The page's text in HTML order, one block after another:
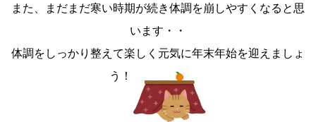
また、まだまだ寒い時期が続き体調を崩しやすくなると思
います・・
体調をしっかり整えて楽しく元気に年末年始を迎えましょ
う！